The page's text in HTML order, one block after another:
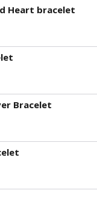
Heart bracelet
Bracelet